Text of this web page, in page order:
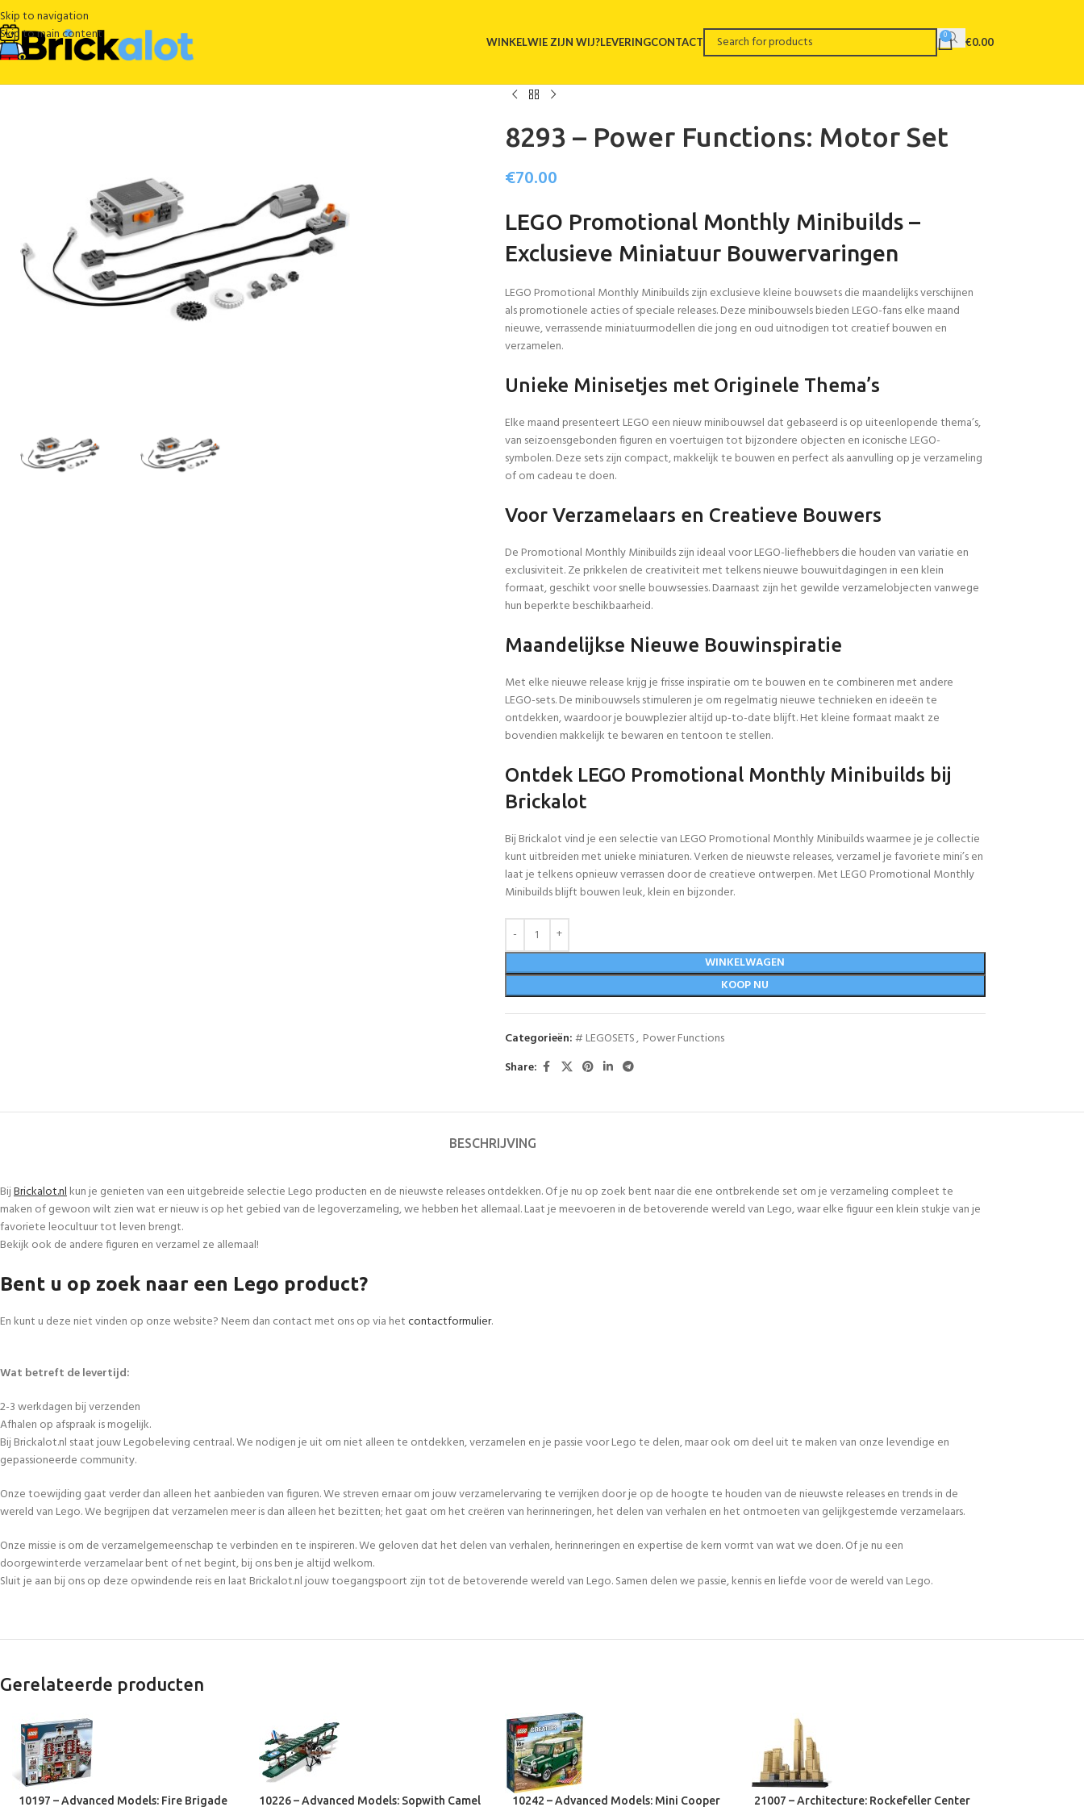
Skip to navigation
Skip to main content
WINKELWIE ZIJN WIJ?LEVERINGCONTACT 0 €0.00
8293 – Power Functions: Motor Set
€70.00
LEGO Promotional Monthly Minibuilds –
Exclusieve Miniatuur Bouwervaringen
LEGO Promotional Monthly Minibuilds zijn exclusieve kleine bouwsets die maandelijks verschijnen
als promotionele acties of speciale releases. Deze minibouwsels bieden LEGO-fans elke maand
nieuwe, verrassende miniatuurmodellen die jong en oud uitnodigen tot creatief bouwen en
verzamelen.
Unieke Minisetjes met Originele Thema’s
Elke maand presenteert LEGO een nieuw minibouwsel dat gebaseerd is op uiteenlopende thema’s,
van seizoensgebonden figuren en voertuigen tot bijzondere objecten en iconische LEGO-
symbolen. Deze sets zijn compact, makkelijk te bouwen en perfect als aanvulling op je verzameling
of om cadeau te doen.
Voor Verzamelaars en Creatieve Bouwers
De Promotional Monthly Minibuilds zijn ideaal voor LEGO-liefhebbers die houden van variatie en
exclusiviteit. Ze prikkelen de creativiteit met telkens nieuwe bouwuitdagingen in een klein
formaat, geschikt voor snelle bouwsessies. Daarnaast zijn het gewilde verzamelobjecten vanwege
hun beperkte beschikbaarheid.
Maandelijkse Nieuwe Bouwinspiratie
Met elke nieuwe release krijg je frisse inspiratie om te bouwen en te combineren met andere
LEGO-sets. De minibouwsels stimuleren je om regelmatig nieuwe technieken en ideeën te
ontdekken, waardoor je bouwplezier altijd up-to-date blijft. Het kleine formaat maakt ze
bovendien makkelijk te bewaren en tentoon te stellen.
Ontdek LEGO Promotional Monthly Minibuilds bij
Brickalot
Bij Brickalot vind je een selectie van LEGO Promotional Monthly Minibuilds waarmee je je collectie
kunt uitbreiden met unieke miniaturen. Verken de nieuwste releases, verzamel je favoriete mini’s en
laat je telkens opnieuw verrassen door de creatieve ontwerpen. Met LEGO Promotional Monthly
Minibuilds blijft bouwen leuk, klein en bijzonder.
WINKELWAGEN
KOOP NU
Categorieën:# LEGOSETS, Power Functions
Share:
BESCHRIJVING
BijBrickalot.nlkun je genieten van een uitgebreide selectie Lego producten en de nieuwste releases ontdekken. Of je nu op zoek bent naar die ene ontbrekende set om je verzameling compleet te
maken of gewoon wilt zien wat er nieuw is op het gebied van de legoverzameling, we hebben het allemaal. Laat je meevoeren in de betoverende wereld van Lego, waar elke figuur een klein stukje van je
favoriete leocultuur tot leven brengt.
Bekijk ook de andere figuren en verzamel ze allemaal!
Bent u op zoek naar een Lego product?
En kunt u deze niet vinden op onze website? Neem dan contact met ons op via hetcontactformulier.
Wat betreft de levertijd:
2-3 werkdagen bij verzenden
Afhalen op afspraak is mogelijk.
Bij Brickalot.nl staat jouw Legobeleving centraal. We nodigen je uit om niet alleen te ontdekken, verzamelen en je passie voor Lego te delen, maar ook om deel uit te maken van onze levendige en
gepassioneerde community.
Onze toewijding gaat verder dan alleen het aanbieden van figuren. We streven ernaar om jouw verzamelervaring te verrijken door je op de hoogte te houden van de nieuwste releases en trends in de
wereld van Lego. We begrijpen dat verzamelen meer is dan alleen het bezitten; het gaat om het creëren van herinneringen, het delen van verhalen en het ontmoeten van gelijkgestemde verzamelaars.
Onze missie is om de verzamelgemeenschap te verbinden en te inspireren. We geloven dat het delen van verhalen, herinneringen en expertise de kern vormt van wat we doen. Of je nu een
doorgewinterde verzamelaar bent of net begint, bij ons ben je altijd welkom.
Sluit je aan bij ons op deze opwindende reis en laat Brickalot.nl jouw toegangspoort zijn tot de betoverende wereld van Lego. Samen delen we passie, kennis en liefde voor de wereld van Lego.
Gerelateerde producten
10197 – Advanced Models: Fire Brigade 10226 – Advanced Models: Sopwith Camel 10242 – Advanced Models: Mini Cooper 21007 – Architecture: Rockefeller Center